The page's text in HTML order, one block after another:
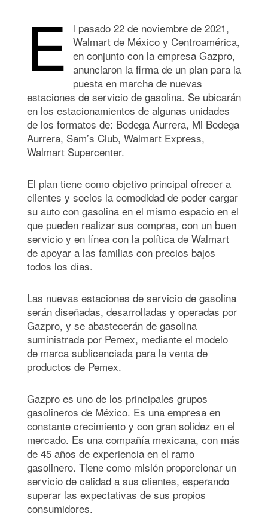
E
l pasado 22 de noviembre de 2021,
Walmart de México y Centroamérica,
en conjunto con la empresa Gazpro,
anunciaron la firma de un plan para la
puesta en marcha de nuevas
estaciones de servicio de gasolina. Se ubicarán
en los estacionamientos de algunas unidades
de los formatos de: Bodega Aurrera, Mi Bodega
Aurrera, Sam’s Club, Walmart Express,
Walmart Supercenter.
El plan tiene como objetivo principal ofrecer a
clientes y socios la comodidad de poder cargar
su auto con gasolina en el mismo espacio en el
que pueden realizar sus compras, con un buen
servicio y en línea con la política de Walmart
de apoyar a las familias con precios bajos
todos los días.
Las nuevas estaciones de servicio de gasolina
serán diseñadas, desarrolladas y operadas por
Gazpro, y se abastecerán de gasolina
suministrada por Pemex, mediante el modelo
de marca sublicenciada para la venta de
productos de Pemex.
Gazpro es uno de los principales grupos
gasolineros de México. Es una empresa en
constante crecimiento y con gran solidez en el
mercado. Es una compañía mexicana, con más
de 45 años de experiencia en el ramo
gasolinero. Tiene como misión proporcionar un
servicio de calidad a sus clientes, esperando
superar las expectativas de sus propios
consumidores.